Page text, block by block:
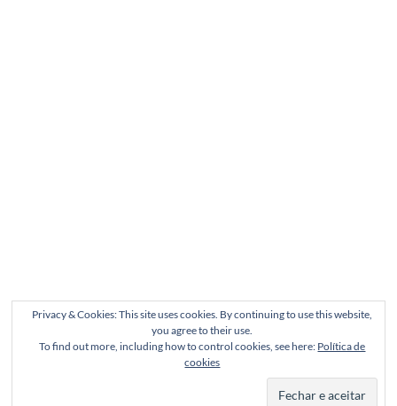
Privacy & Cookies: This site uses cookies. By continuing to use this website,
you agree to their use.
To find out more, including how to control cookies, see here: Política de
cookies